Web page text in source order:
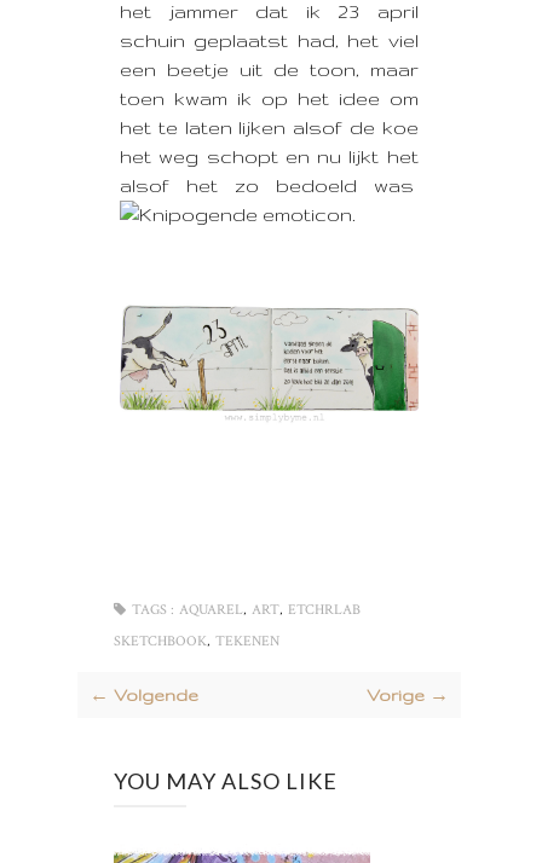
het jammer dat ik 23 april
schuin geplaatst had, het viel
een beetje uit de toon, maar
toen kwam ik op het idee om
het te laten lijken alsof de koe
het weg schopt en nu lijkt het
alsof het zo bedoeld was
TAGS : AQUAREL, ART, ETCHRLAB
SKETCHBOOK, TEKENEN
← Volgende Vorige →
YOU MAY ALSO LIKE